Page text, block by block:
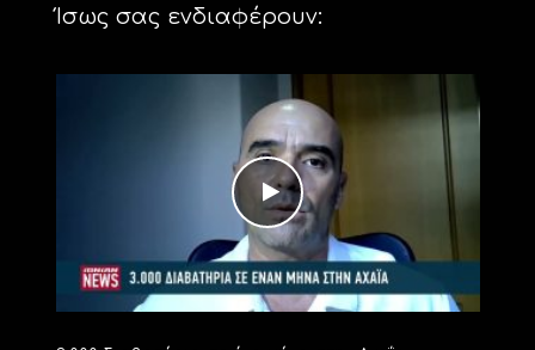
Ίσως σας ενδιαφέρουν: